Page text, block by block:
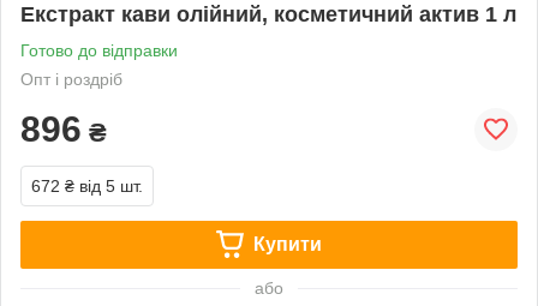
Екстракт кави олійний, косметичний актив 1 л
Готово до відправки
Опт і роздріб
896 ₴
672 ₴ від 5 шт.
Купити
або